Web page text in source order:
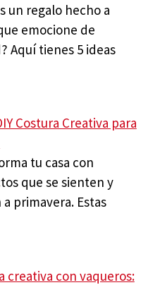
un regalo hecho a
emocione de
Aquí tienes 5 ideas
Costura Creativa para
tu casa con
que se sienten y
primavera. Estas
creativa con vaqueros: